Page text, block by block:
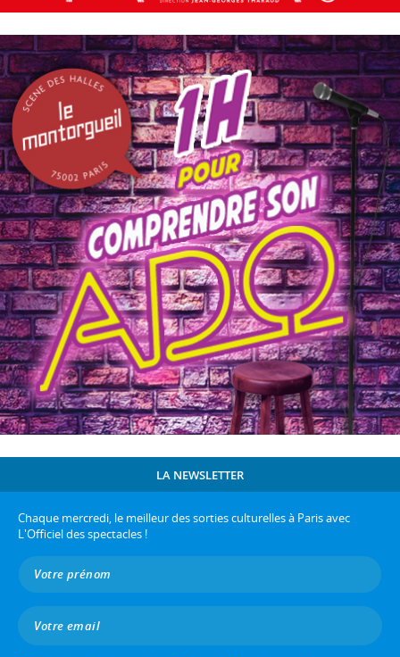
LA NEWSLETTER
Chaque mercredi, le meilleur des sorties culturelles à Paris avec
L'Officiel des spectacles !